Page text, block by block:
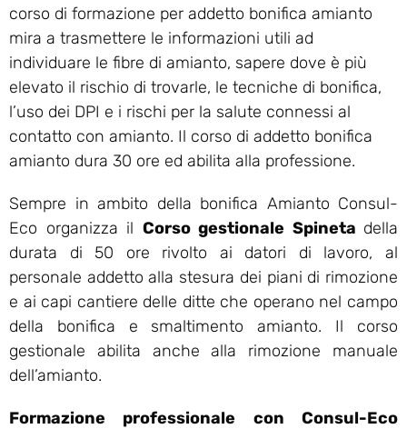
corso di formazione per addetto bonifica amianto
mira a trasmettere le informazioni utili ad
individuare le fibre di amianto, sapere dove è più
elevato il rischio di trovarle, le tecniche di bonifica,
l’uso dei DPI e i rischi per la salute connessi al
contatto con amianto. Il corso di addetto bonifica
amianto dura 30 ore ed abilita alla professione.
Sempre in ambito della bonifica Amianto Consul-
Eco organizza il Corso gestionale Spineta della
durata di 50 ore rivolto ai datori di lavoro, al
personale addetto alla stesura dei piani di rimozione
e ai capi cantiere delle ditte che operano nel campo
della bonifica e smaltimento amianto. Il corso
gestionale abilita anche alla rimozione manuale
dell’amianto.
Formazione professionale con Consul-Eco